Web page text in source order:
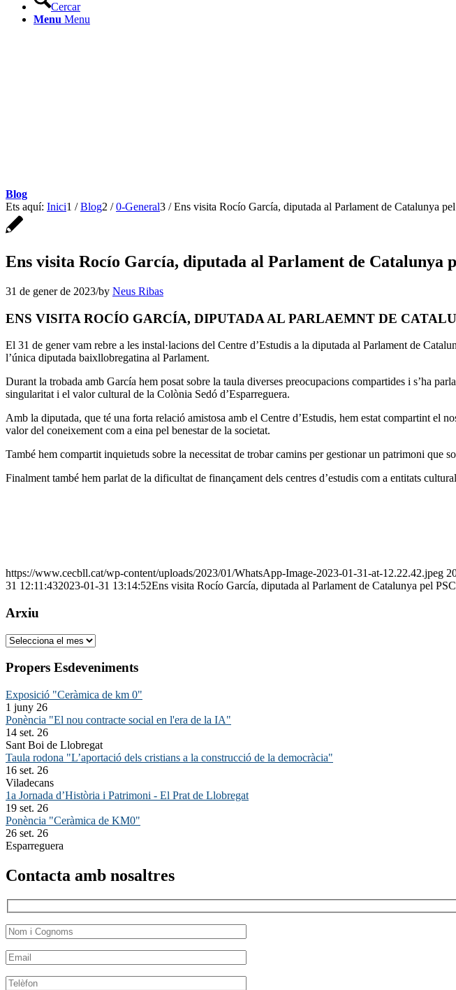
Cercar
Menu Menu
Blog
Ets aquí: Inici1 / Blog2 / 0-General3 / Ens visita Rocío García, diputada al Parlament de Catalunya
Ens visita Rocío García, diputada al Parlament de Catalunya
31 de gener de 2023/by Neus Ribas
ENS VISITA ROCÍO GARCÍA, DIPUTADA AL PARLAEMNT DE
El 31 de gener vam rebre a les instal·lacions del Centre d’Estudis a la diputada al Parlament de
l’única diputada baixllobregatina al Parlament.
Durant la trobada amb García hem posat sobre la taula diverses preocupacions compartides i s’ha
singularitat i el valor cultural de la Colònia Sedó d’Esparreguera.
Amb la diputada, que té una forta relació amistosa amb el Centre d’Estudis, hem estat compartint el
valor del coneixement com a eina pel benestar de la societat.
També hem compartit inquietuds sobre la necessitat de trobar camins per gestionar un patrimoni que
Finalment també hem parlat de la dificultat de finançament dels centres d’estudis com a entitats
https://www.cecbll.cat/wp-content/uploads/2023/01/WhatsApp-Image-2023-01-31-at-12.22.42.jpeg
31 12:11:432023-01-31 13:14:52Ens visita Rocío García, diputada al Parlament de Catalunya pel PSC
Arxiu
Arxiu
Propers Esdeveniments
Exposició "Ceràmica de km 0"
1 juny 26
Ponència "El nou contracte social en l'era de la IA"
14 set. 26
Sant Boi de Llobregat
Taula rodona "L’aportació dels cristians a la construcció de la democràcia"
16 set. 26
Viladecans
1a Jornada d’Història i Patrimoni - El Prat de Llobregat
19 set. 26
Ponència "Ceràmica de KM0"
26 set. 26
Esparreguera
Contacta amb nosaltres